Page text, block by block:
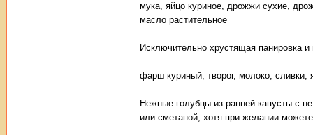
мука, яйцо куриное, дрожжи сухие,
масло растительное
Исключительно хрустящая панировка
фарш куриный, творог, молоко, сливки,
Нежные голубцы из ранней капусты с
или сметаной, хотя при желании